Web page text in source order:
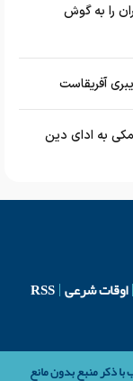
را به گوش
به ادای دین
اوقات شرعی RSS
ذکر منبع بدون مانع